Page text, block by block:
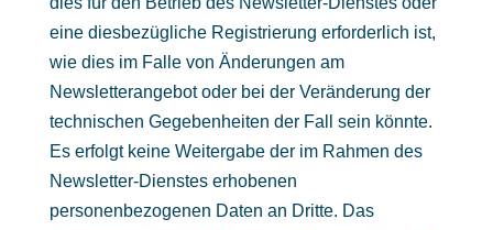
eine diesbezügliche Registrierung erforderlich ist,
wie dies im Falle von Änderungen am
Newsletterangebot oder bei der Veränderung der
technischen Gegebenheiten der Fall sein könnte.
Es erfolgt keine Weitergabe der im Rahmen des
Newsletter-Dienstes erhobenen
personenbezogenen Daten an Dritte. Das